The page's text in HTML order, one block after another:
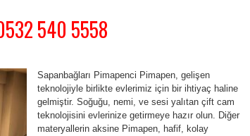
540 5558
Sapanbağları Pimapenci Pimapen, gelişen
teknolojiyle birlikte evlerimiz için bir ihtiyaç haline
gelmiştir. Soğuğu, nemi, ve sesi yalıtan çift cam
teknolojisini evlerinize getirmeye hazır olun. Diğer
materyallerin aksine Pimapen, hafif, kolay